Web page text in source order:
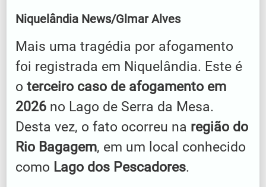
Niquelândia News/Glmar Alves
Mais uma tragédia por afogamento
foi registrada em Niquelândia. Este é
oterceiro caso de afogamento em
2026 no Lago de Serra da Mesa.
Desta vez, o fato ocorreu na região do
Rio Bagagem, em um local conhecido
como Lago dos Pescadores.